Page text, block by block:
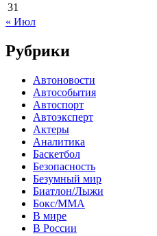
31
« Июл
Рубрики
Автоновости
Автособытия
Автоспорт
Автоэксперт
Актеры
Аналитика
Баскетбол
Безопасность
Безумный мир
Биатлон/Лыжи
Бокс/MMA
В мире
В России